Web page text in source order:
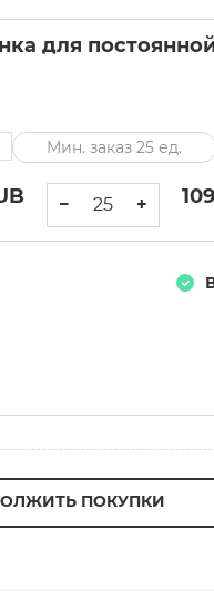
для
Мин. заказ 25 ед.
− +
ПОКУПКИ